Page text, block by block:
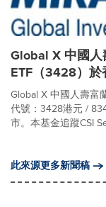
Global X 中國
ETF（3428）
Global X 中國人壽富
代號：3428港元 /
市。本基金追蹤CSI
此來源更多新聞稿